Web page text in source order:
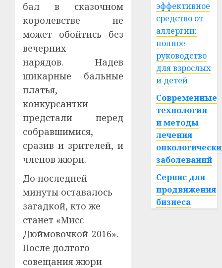
бал в сказочном
королевстве не
может обойтись без
вечерних
нарядов. Надев
шикарные бальные
платья,
конкурсантки
предстали перед
собравшимися,
сразив и зрителей, и
членов жюри.
До последней
минуты оставалось
загадкой, кто же
станет «Мисс
Дюймовочкой-2016».
После долгого
совещания жюри
эффективное
средство от
аллергии:
полное
руководство
для взрослых
и детей
Современные
технологии
и методы
лечения
заболеваний
Сервис для
продвижения
бизнеса